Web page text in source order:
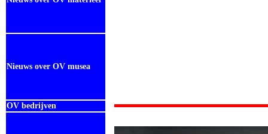
Nieuws over OV musea
OV bedrijven